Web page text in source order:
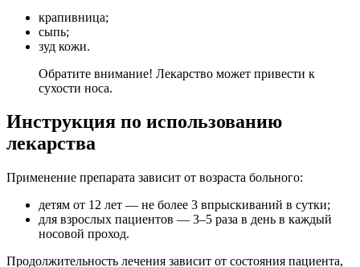
крапивница;
сыпь;
зуд кожи.
Обратите внимание! Лекарство может привести к
сухости носа.
Инструкция по использованию
лекарства
Применение препарата зависит от возраста больного:
детям от 12 лет — не более 3 впрыскиваний в сутки;
для взрослых пациентов — 3–5 раза в день в каждый
носовой проход.
Продолжительность лечения зависит от состояния пациента,